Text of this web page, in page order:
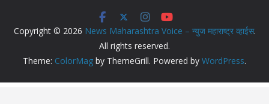
Copyright © 2026 News Maharashtra Voice – न्युज महाराष्ट्र व्हाईस.
All rights reserved.
Theme: ColorMag by ThemeGrill. Powered by WordPress.